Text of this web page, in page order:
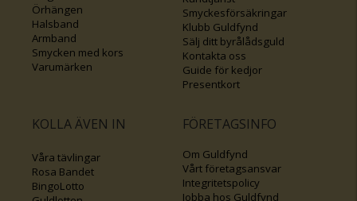
Örhängen
Halsband
Armband
Smycken med kors
Varumärken
Smyckesförsäkringar
Klubb Guldfynd
Sälj ditt byrålådsguld
Kontakta oss
Guide för kedjor
Presentkort
KOLLA ÄVEN IN
Våra tävlingar
Rosa Bandet
BingoLotto
FÖRETAGSINFO
Om Guldfynd
Vårt företagsansvar
Integritetspolicy
Jobba hos Guldfynd